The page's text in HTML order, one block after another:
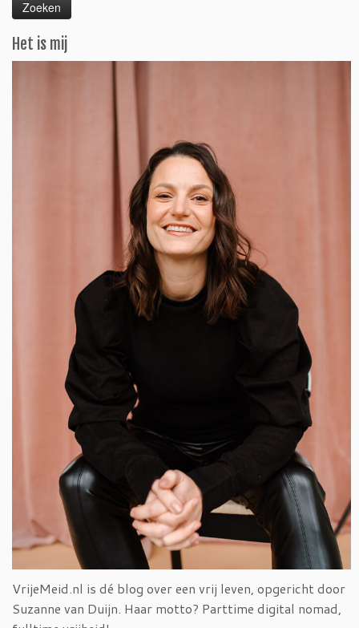
Het is mij
VrijeMeid.nl is dé blog over een vrij leven, opgericht door
Suzanne van Duijn. Haar motto? Parttime digital nomad,